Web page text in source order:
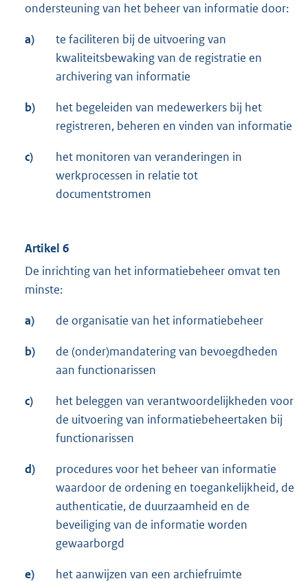
ondersteuning van het beheer van informatie door:
a)
te faciliteren bij de uitvoering van
kwaliteitsbewaking van de registratie en
archivering van informatie
b)
het begeleiden van medewerkers bij het
registreren, beheren en vinden van informatie
c)
het monitoren van veranderingen in
werkprocessen in relatie tot
documentstromen
Artikel 6
De inrichting van het informatiebeheer omvat ten
minste:
a) de organisatie van het informatiebeheer
b)
de (onder)mandatering van bevoegdheden
aan functionarissen
c)
het beleggen van verantwoordelijkheden voor
de uitvoering van informatiebeheertaken bij
functionarissen
d)
procedures voor het beheer van informatie
waardoor de ordening en toegankelijkheid, de
authenticatie, de duurzaamheid en de
beveiliging van de informatie worden
gewaarborgd
e) het aanwijzen van een archiefruimte